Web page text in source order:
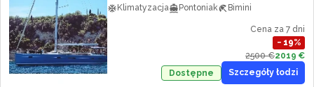
Klimatyzacja
Pontoniak Bimini
Cena za 7 dni
− 19%
2500 €2019 €
Dostępne
Szczegóły łodzi